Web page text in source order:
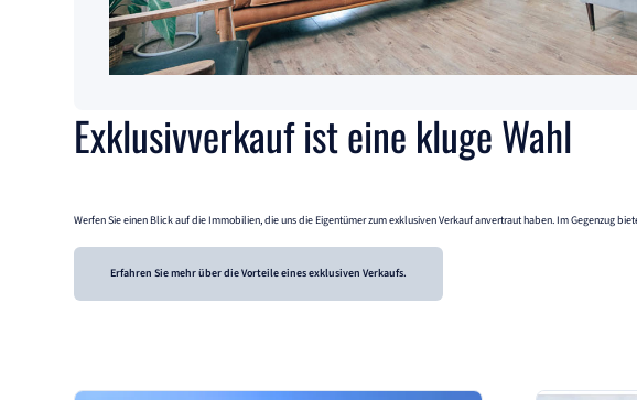
Exklusivverkauf ist eine kluge Wahl
Werfen Sie einen Blick auf die Immobilien, die uns die Eigentümer zum exklusiven Verkauf anvertraut haben. Im Gegenzug
Erfahren Sie mehr über die Vorteile eines exklusiven Verkaufs.